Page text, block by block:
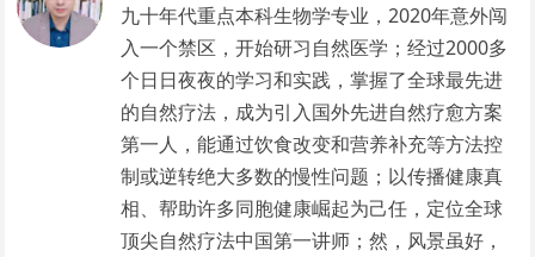
九十年代重点本科生物学专业，2020年意外闯
入一个禁区，开始研习自然医学；经过2000多
个日日夜夜的学习和实践，掌握了全球最先进
的自然疗法，成为引入国外先进自然疗愈方案
第一人，能通过饮食改变和营养补充等方法控
制或逆转绝大多数的慢性问题；以传播健康真
相、帮助许多同胞健康崛起为己任，定位全球
顶尖自然疗法中国第一讲师；然，风景虽好，